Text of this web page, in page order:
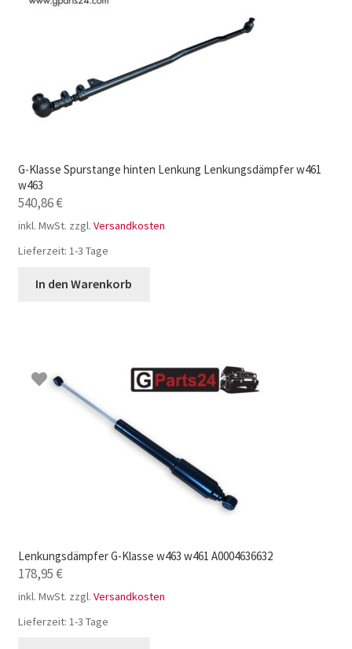
G-Klasse Spurstange hinten Lenkung Lenkungsdämpfer w461
w463
540,86€
inkl. MwSt. zzgl. Versandkosten
Lieferzeit: 1-3 Tage
In den Warenkorb
Lenkungsdämpfer G-Klasse w463 w461 A0004636632
178,95€
inkl. MwSt. zzgl. Versandkosten
Lieferzeit: 1-3 Tage